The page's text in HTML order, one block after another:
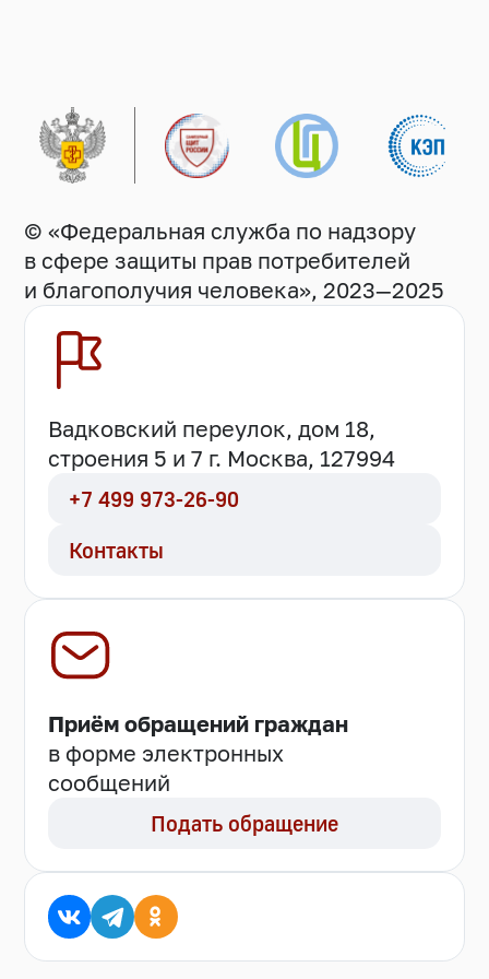
© «Федеральная служба по надзору
в сфере защиты прав потребителей
и благополучия человека», 2023—2025
Вадковский переулок, дом 18,
строения 5 и 7 г. Москва, 127994
+7 499 973-26-90
Контакты
Приём обращений граждан
в форме электронных
сообщений
Подать обращение